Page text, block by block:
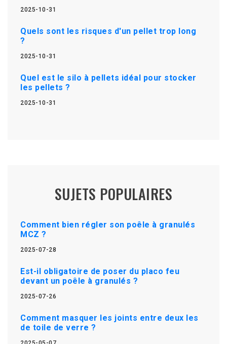
2025-10-31
Quels sont les risques d'un pellet trop long
?
2025-10-31
Quel est le silo à pellets idéal pour stocker
les pellets ?
2025-10-31
SUJETS POPULAIRES
Comment bien régler son poêle à granulés
MCZ ?
2025-07-28
Est-il obligatoire de poser du placo feu
devant un poêle à granulés ?
2025-07-26
Comment masquer les joints entre deux les
de toile de verre ?